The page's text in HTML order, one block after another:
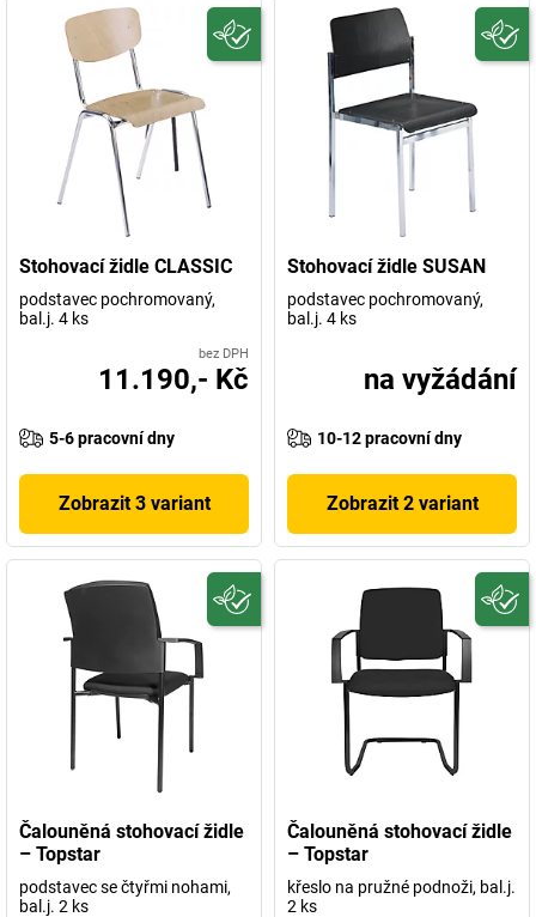
Stohovací židle CLASSIC
podstavec pochromovaný,
bal.j. 4 ks
bez DPH
11.190,- Kč
5-6 pracovní dny
Zobrazit 3 variant
Stohovací židle SUSAN
podstavec pochromovaný,
bal.j. 4 ks
na vyžádání
10-12 pracovní dny
Zobrazit 2 variant
Čalouněná stohovací židle
– Topstar
podstavec se čtyřmi nohami,
bal.j. 2 ks
Čalouněná stohovací židle
– Topstar
křeslo na pružné podnoži, bal.j.
2 ks